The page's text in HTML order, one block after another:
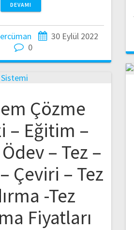
DEVAMI
30 Eylül 2022
0
Çözme
– Eğitim –
– Tez –
Çeviri – Tez
-Tez
Fiyatları